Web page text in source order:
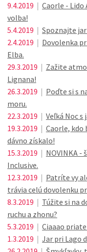
9.4.2019 | Caorle -
volba!
5.4.2019 | Spoznajte
2.4.2019 | Dovolenka
Elba.
29.3.2019 | Zažite
Lignana!
26.3.2019 | Poďte si s
moru.
22.3.2019 | Veľká Noc s
19.3.2019 | Caorle, kdo
dávno získalo!
15.3.2019 | NOVINKA -
Inclusive.
12.3.2019 | Patríte vy
trávia celú dovolenku
8.3.2019 | Túžite si na
ruchu a zhonu?
5.3.2019 | Ciaaao
1.3.2019 | Jar pri Lago